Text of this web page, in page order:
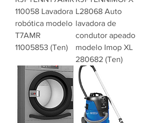
110058 Lavadora
robótica modelo
T7AMR
11005853 (Ten)
L28068 Auto
lavadora de
condutor apeado
modelo Imop XL
280682 (Ten)